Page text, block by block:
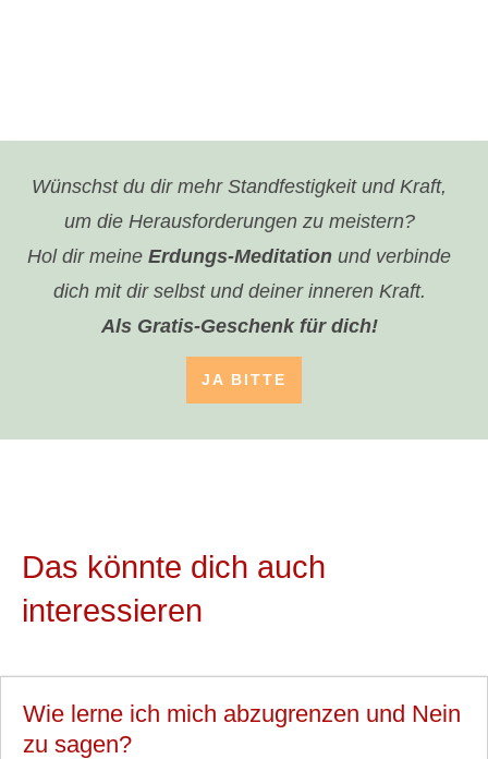
Wünschst du dir mehr Standfestigkeit und Kraft,
um die Herausforderungen zu meistern?
Hol dir meine Erdungs-Meditation und verbinde
dich mit dir selbst und deiner inneren Kraft.
Als Gratis-Geschenk für dich!
JA BITTE
Das könnte dich auch
interessieren
Wie lerne ich mich abzugrenzen und Nein
zu sagen?